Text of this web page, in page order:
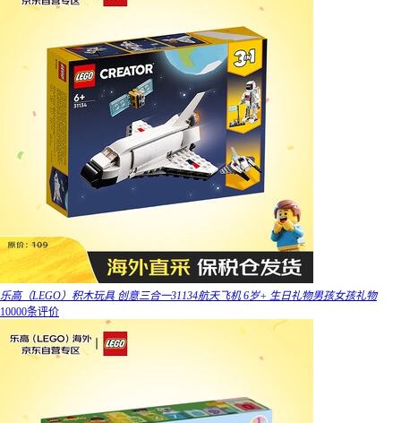
乐高（LEGO）积木玩具 创意三合一31134航天飞机 6岁+ 生日礼物男孩女孩礼物
10000条评价